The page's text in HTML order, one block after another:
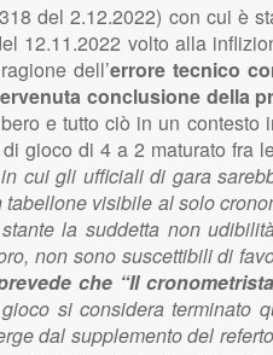
del 2.12.2022) con cui è
12.11.2022 volto alla
dell’errore tecnico
conclusione della
e tutto ciò in un contesto
gioco di 4 a 2 maturato fra
cui gli ufficiali di gara
visibile al solo
la suddetta non
non sono suscettibili di
che “Il
si considera terminato
dal supplemento del